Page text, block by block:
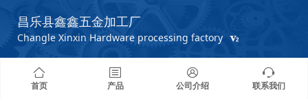
昌乐县鑫鑫五金加工厂
Changle Xinxin Hardware processing factory
首页 产品 公司介绍 联系我们